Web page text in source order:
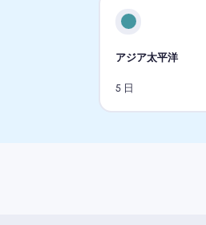
アジア太平洋
5 日